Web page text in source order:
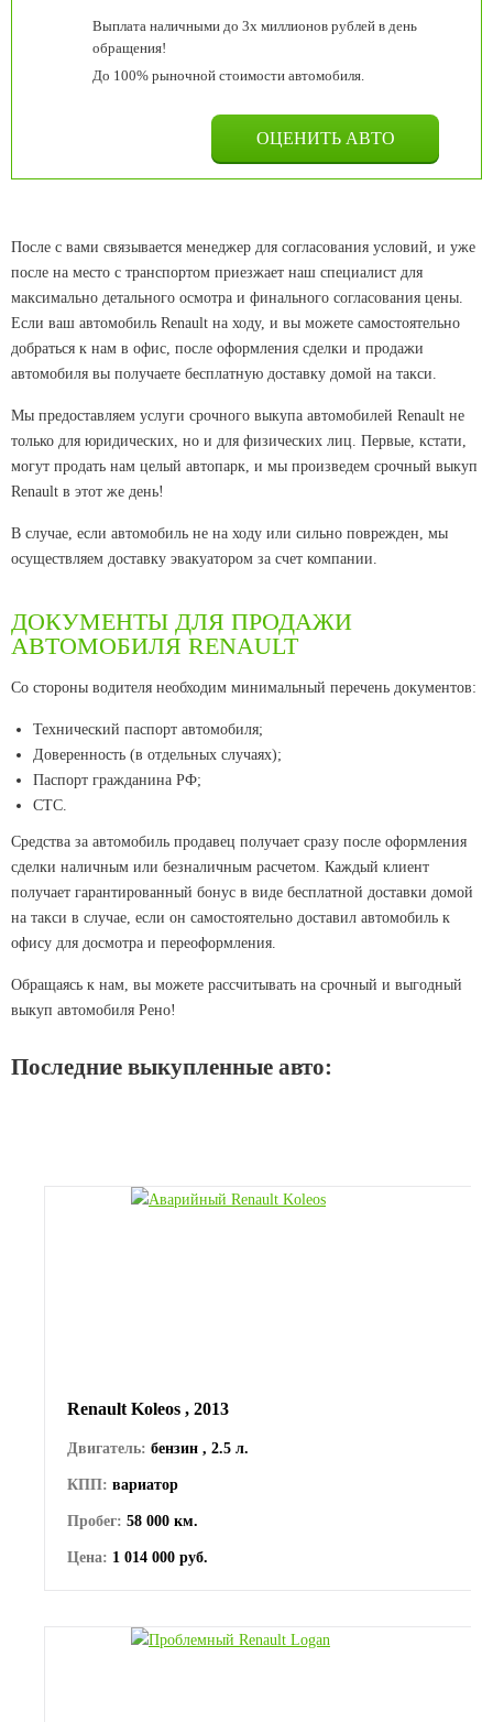
Выплата наличными до 3х миллионов рублей в день
обращения!
До 100% рыночной стоимости автомобиля.
После с вами связывается менеджер для согласования условий, и уже
после на место с транспортом приезжает наш специалист для
максимально детального осмотра и финального согласования цены.
Если ваш автомобиль Renault на ходу, и вы можете самостоятельно
добраться к нам в офис, после оформления сделки и продажи
автомобиля вы получаете бесплатную доставку домой на такси.
Мы предоставляем услуги срочного выкупа автомобилей Renault не
только для юридических, но и для физических лиц. Первые, кстати,
могут продать нам целый автопарк, и мы произведем срочный выкуп
Renault в этот же день!
В случае, если автомобиль не на ходу или сильно поврежден, мы
осуществляем доставку эвакуатором за счет компании.
ДОКУМЕНТЫ ДЛЯ ПРОДАЖИ
АВТОМОБИЛЯ RENAULT
Со стороны водителя необходим минимальный перечень документов:
Технический паспорт автомобиля;
Доверенность (в отдельных случаях);
Паспорт гражданина РФ;
СТС.
Средства за автомобиль продавец получает сразу после оформления
сделки наличным или безналичным расчетом. Каждый клиент
получает гарантированный бонус в виде бесплатной доставки домой
на такси в случае, если он самостоятельно доставил автомобиль к
офису для досмотра и переоформления.
Обращаясь к нам, вы можете рассчитывать на срочный и выгодный
выкуп автомобиля Рено!
Последние выкупленные авто:
Renault Koleos , 2013
Двигатель: бензин , 2.5 л.
КПП: вариатор
Пробег: 58 000 км.
Цена: 1 014 000 руб.